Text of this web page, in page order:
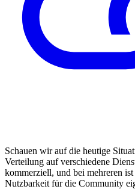
Schauen wir auf die heutige
Verteilung auf verschiedene
kommerziell, und bei mehreren
Nutzbarkeit für die Community